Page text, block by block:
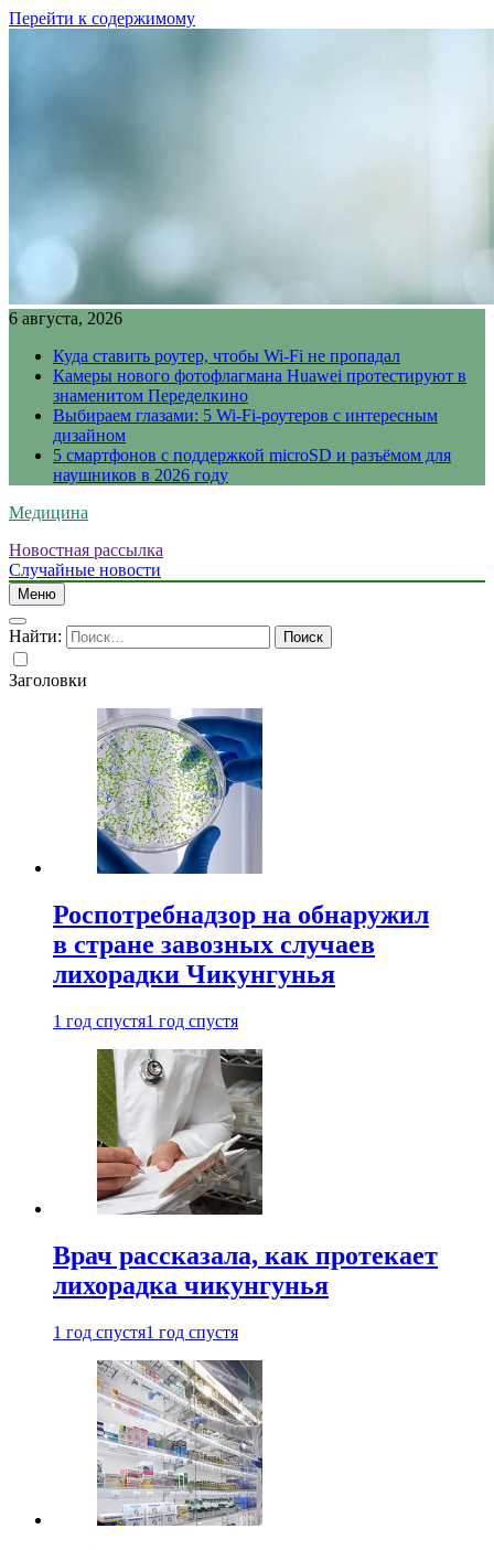
Перейти к содержимому
6 августа, 2026
Куда ставить роутер, чтобы Wi-Fi не пропадал
Камеры нового фотофлагмана Huawei протестируют в
знаменитом Переделкино
Выбираем глазами: 5 Wi-Fi-роутеров с интересным
дизайном
5 смартфонов с поддержкой microSD и разъёмом для
наушников в 2026 году
Медицина
Новостная рассылка
Случайные новости
Меню
Найти:
Заголовки
Роспотребнадзор на обнаружил
в стране завозных случаев
лихорадки Чикунгунья
1 год спустя1 год спустя
Врач рассказала, как протекает
лихорадка чикунгунья
1 год спустя1 год спустя